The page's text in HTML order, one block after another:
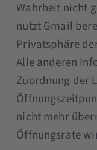
Wahrheit nicht
nutzt Gmail
Privatsphäre
Alle anderen
Zuordnung der
nicht mehr
Öffnungsrate